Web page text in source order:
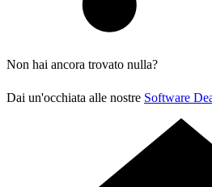
Non hai ancora trovato nulla?
Dai un'occhiata alle nostre Software